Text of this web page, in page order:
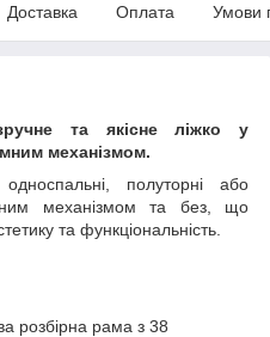
Доставка Оплата Умови
та якiсне ліжко у
механізмом.
полуторні або
механізмом та без, що
та функціональність.
розбірна рама з 38